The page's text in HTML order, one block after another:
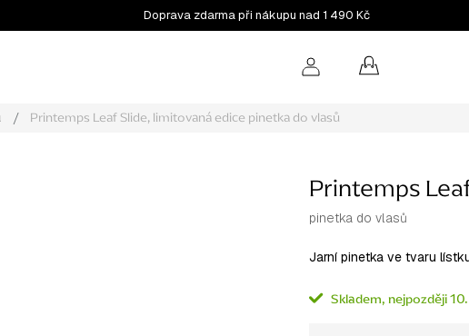
Doprava zdarma při nákupu nad 1 490 Kč
NÁKUPNÍ
KOŠÍK
/ Printemps Leaf Slide, limitovaná edice pinetka do vlasů
Printemps
pinetka do vlasů
Jarní pinetka ve tvaru
Skladem